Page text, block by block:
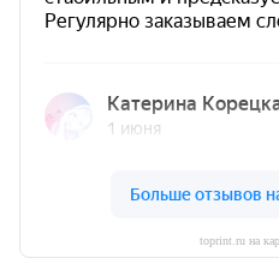
toprint.ru на